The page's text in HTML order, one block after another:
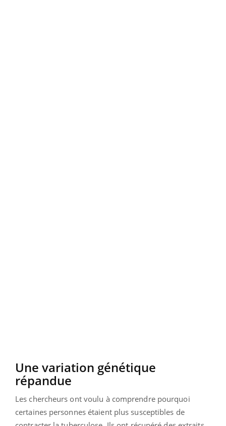
Une variation génétique
répandue
Les chercheurs ont voulu à comprendre pourquoi
certaines personnes étaient plus susceptibles de